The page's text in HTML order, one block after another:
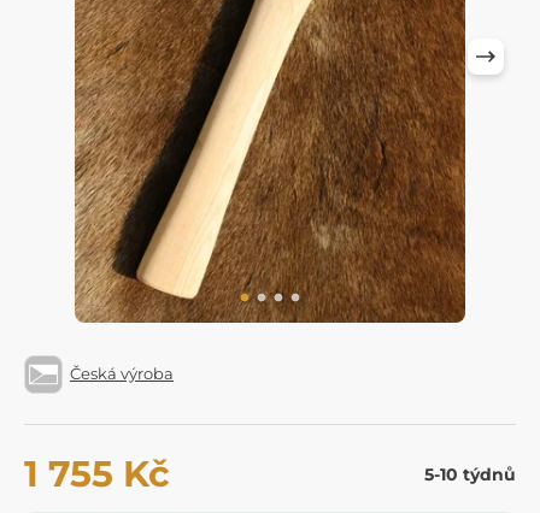
Česká výroba
1 755 Kč 5-10 týdnů